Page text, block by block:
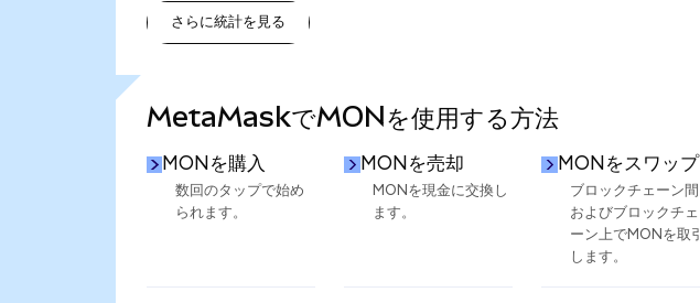
さらに統計を見る
MetaMaskでMONを使用する方法
MONを購入
数回のタップで始め
られます。
MONを売却
MONを現金に交換し
ます。
MONをスワップ
ブロックチェーン間
およびブロックチェ
ーン上でMONを取引
します。